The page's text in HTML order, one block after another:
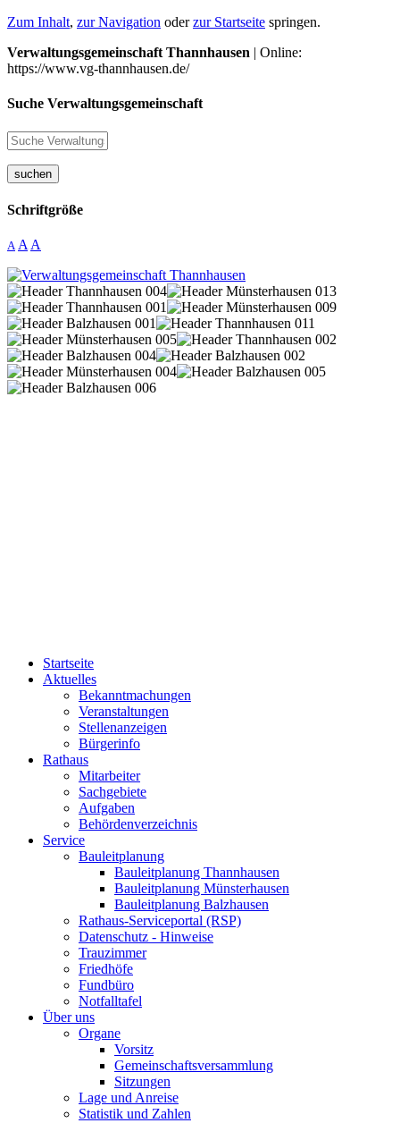
Zum Inhalt, zur Navigation oderzur Startseite springen.
Verwaltungsgemeinschaft Thannhausen | Online:
https://www.vg-thannhausen.de/
Suche Verwaltungsgemeinschaft
suchen
Schriftgröße
A A A
Startseite
Aktuelles
Bekanntmachungen
Veranstaltungen
Stellenanzeigen
Bürgerinfo
Rathaus
Mitarbeiter
Sachgebiete
Aufgaben
Behördenverzeichnis
Service
Bauleitplanung
Bauleitplanung Thannhausen
Bauleitplanung Münsterhausen
Bauleitplanung Balzhausen
Rathaus-Serviceportal (RSP)
Datenschutz - Hinweise
Trauzimmer
Friedhöfe
Fundbüro
Notfalltafel
Über uns
Organe
Vorsitz
Gemeinschaftsversammlung
Sitzungen
Lage und Anreise
Statistik und Zahlen